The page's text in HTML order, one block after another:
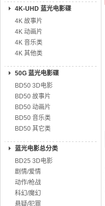
4K-UHD 蓝光电影碟
4K 故事片
4K 动画片
4K 音乐类
4K 其他类
50G 蓝光电影碟
BD50 3D电影
BD50 故事片
BD50 动画片
BD50 音乐类
BD50 其它类
蓝光电影总分类
BD25 3D电影
剧情/爱情
动作/枪战
科幻/魔幻
悬疑/犯罪